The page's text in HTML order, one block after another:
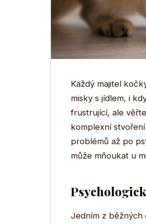
Každý majitel
misky s jídlem, i
frustrující, ale
komplexní
problémů až po
může mňoukat u
Jedním z běžných